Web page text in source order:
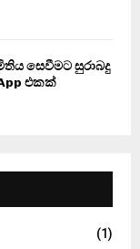
සෙවීමට සුරාබදු
එකක්
(1)